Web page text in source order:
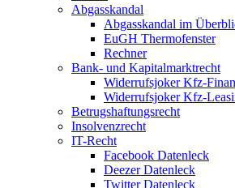
Abgasskandal
Abgasskandal im
EuGH Thermofenster
Rechner
Bank- und Kapitalmarktrecht
Widerrufsjoker Kfz-
Widerrufsjoker Kfz-
Betrugshaftungsrecht
Insolvenzrecht
IT-Recht
Facebook Datenleck
Deezer Datenleck
Twitter Datenleck